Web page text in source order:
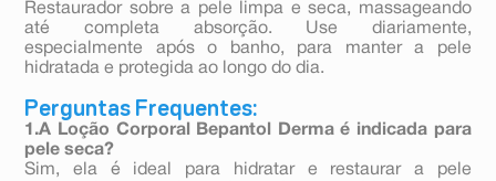
Restaurador sobre a pele limpa e seca, massageando
até completa absorção. Use diariamente,
especialmente após o banho, para manter a pele
hidratada e protegida ao longo do dia.
Perguntas Frequentes:
1.A Loção Corporal Bepantol Derma é indicada para
pele seca?
Sim, ela é ideal para hidratar e restaurar a pele